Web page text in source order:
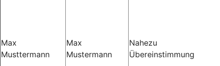
Max
Musttermann
Max
Mustermann
Nahezu
Übereinstimmung